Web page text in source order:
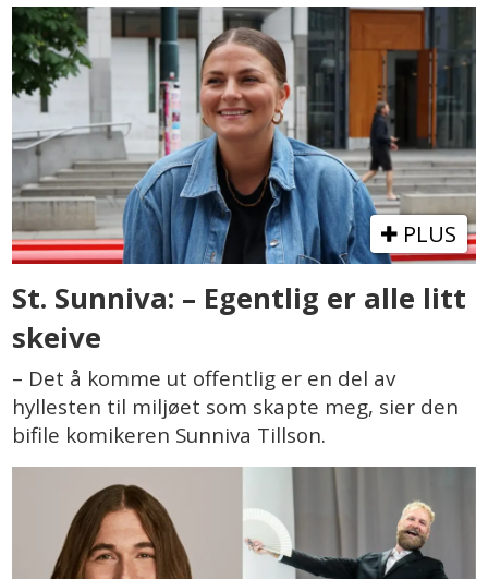
PLUS
St. Sunniva: – Egentlig er alle litt
skeive
– Det å komme ut offentlig er en del av
hyllesten til miljøet som skapte meg, sier den
bifile komikeren Sunniva Tillson.